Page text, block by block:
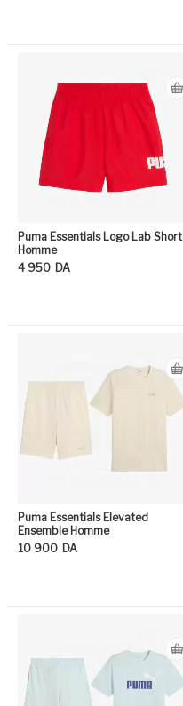
Puma Essentials Logo Lab Short
Homme
4 950 DA
Puma Essentials Elevated
Ensemble Homme
10 900 DA